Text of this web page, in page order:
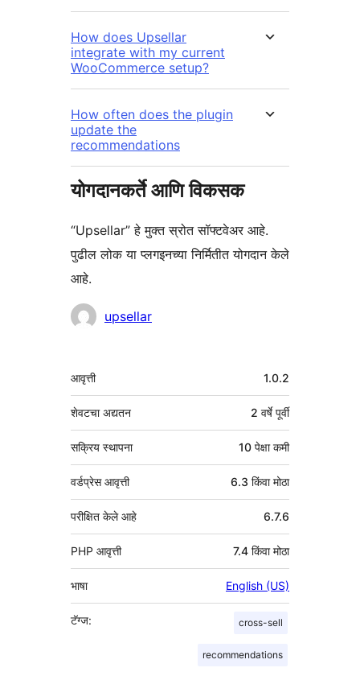
How does Upsellar
integrate with my current
WooCommerce setup?
How often does the plugin
update the
recommendations
योगदानकर्ते आणि विकसक
“Upsellar” हे मुक्त स्रोत सॉफ्टवेअर आहे.
पुढील लोक या प्लगइनच्या निर्मितीत योगदान केले
आहे.
योगदानकर्तेupsellar
मेटा
आवृत्ती 1.0.2
शेवटचा अद्यतन 2 वर्षेपूर्वी
सक्रिय स्थापना 10 पेक्षा कमी
वर्डप्रेस आवृत्ती 6.3 किंवा मोठा
परीक्षित केले आहे 6.7.6
PHP आवृत्ती 7.4 किंवा मोठा
भाषा English (US)
टॅग्ज: cross-sell
recommendations